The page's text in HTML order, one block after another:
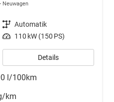
Neuwagen
Getriebe Automatik
Leistung 110 kW (150 PS)
Details
l/100km
km